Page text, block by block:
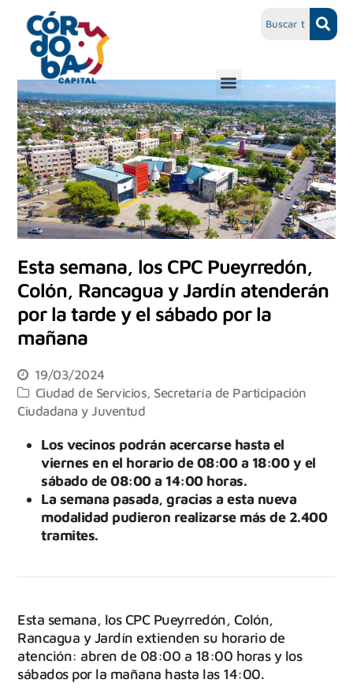
Esta semana, los CPC Pueyrredón,
Colón, Rancagua y Jardín atenderán
por la tarde y el sábado por la
mañana
19/03/2024
Ciudad de Servicios Secretaría de Participación
Ciudadana y Juventud
Los vecinos podrán acercarse hasta el
viernes en el horario de 08:00 a 18:00 y el
sábado de 08:00 a 14:00 horas.
La semana pasada, gracias a esta nueva
modalidad pudieron realizarse más de 2.400
tramites.
Esta semana, los CPC Pueyrredón, Colón,
Rancagua y Jardín extienden su horario de
atención: abren de 08:00 a 18:00 horas y los
sábados por la mañana hasta las 14:00.